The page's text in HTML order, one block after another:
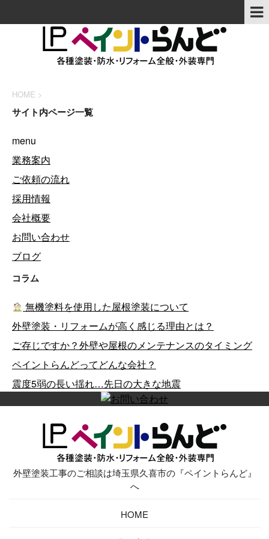
HOME >
サイト内ページ一覧
menu
業務案内
ご依頼の流れ
採用情報
会社概要
お問い合わせ
ブログ
コラム
無機塗料を使用した屋根塗装について
外壁塗装・リフォームが高く感じる理由とは？
ご存じですか？外壁や屋根のメンテナンスのタイミング
ペイントらんどってどんな会社？
震度5弱の長い揺れ…先日の大きな地震
外壁塗装工事のご相談は埼玉県久喜市の『ペイントらんど』
へ
HOME